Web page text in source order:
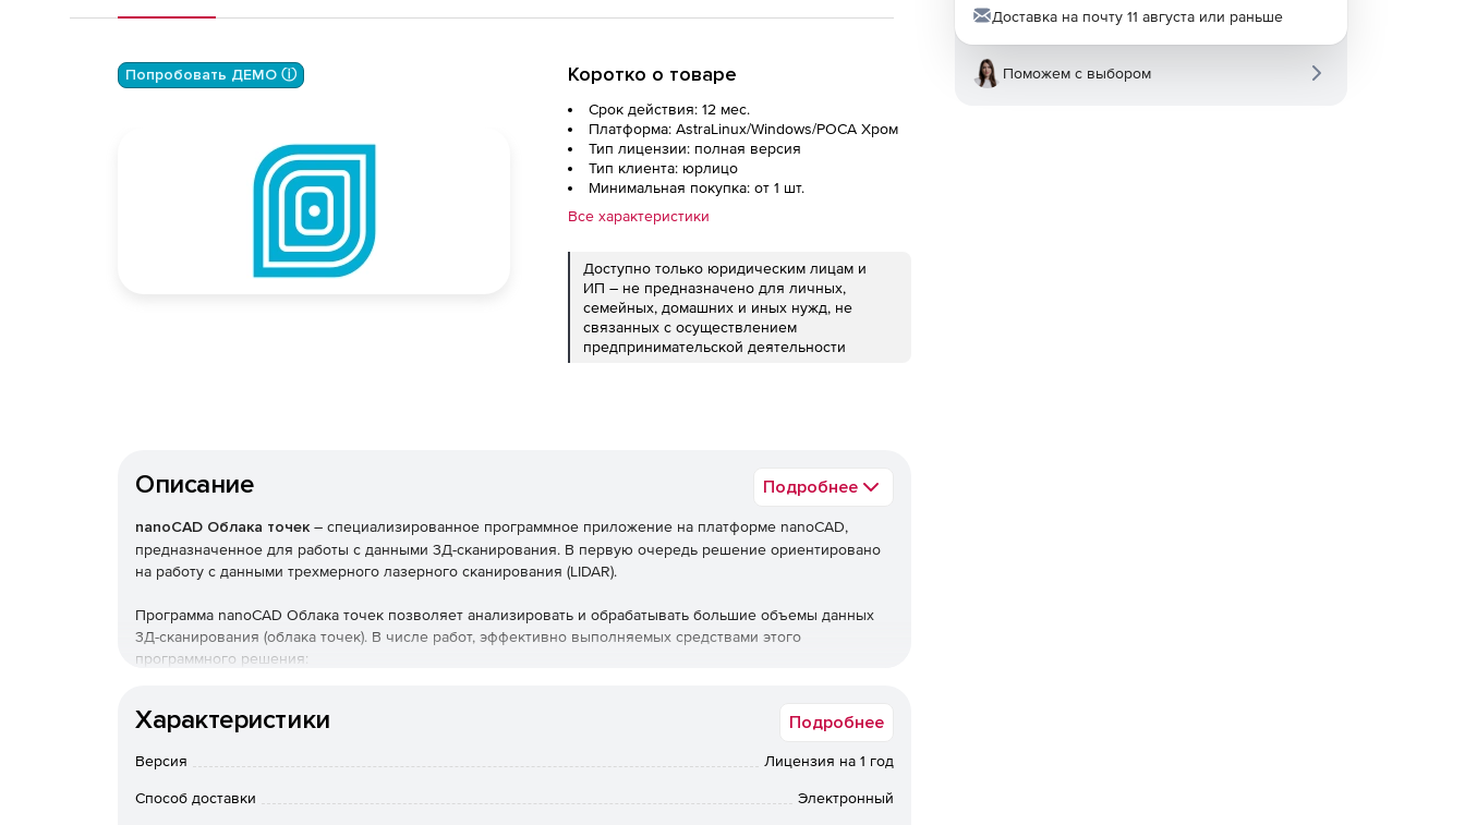
Попробовать ДЕМО ⓘ Коротко о товаре
Срок действия: 12 мес.
Платформа: AstraLinux/Windows/РОСА Хром
Тип лицензии: полная версия
Тип клиента: юрлицо
Минимальная покупка: от 1 шт.
Все характеристики
Доступно только юридическим лицам и
ИП – не предназначено для личных,
семейных, домашних и иных нужд, не
связанных с осуществлением
предпринимательской деятельности
Описание Подробнее
nanoCAD Облака точек – специализированное программное приложение на платформе nanoCAD,
предназначенное для работы с данными 3Д-сканирования. В первую очередь решение ориентировано
на работу с данными трехмерного лазерного сканирования (LIDAR).
Программа nanoCAD Облака точек позволяет анализировать и обрабатывать большие объемы данных
3Д-сканирования (облака точек). В числе работ, эффективно выполняемых средствами этого
программного решения:
фильтрация;
Характеристики Подробнее
Версия Лицензия на 1 год
Способ доставки Электронный
Доставка на почту 11 августа или раньше
Поможем с выбором